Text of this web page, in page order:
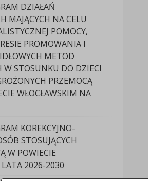
DZIAŁAŃ
MAJĄCYCH NA CELU
POMOCY,
PROMOWANIA I
METOD
W STOSUNKU DO DZIECI
PRZEMOCĄ
WŁOCŁAWSKIM NA
KOREKCYJNO-
STOSUJĄCYCH
W POWIECIE
2026-2030